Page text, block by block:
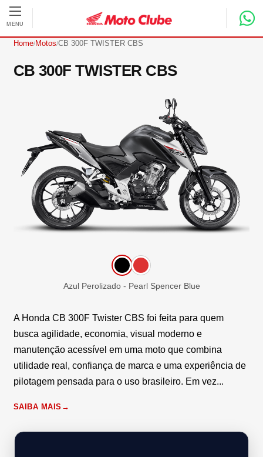
Pular para o conteúdo principal
MENU
Home/Motos/CB 300F TWISTER CBS
CB 300F TWISTER CBS
Azul Perolizado - Pearl Spencer Blue
A Honda CB 300F Twister CBS foi feita para quem
busca agilidade, economia, visual moderno e
manutenção acessível em uma moto que combina
utilidade real, confiança de marca e uma experiência de
pilotagem pensada para o uso brasileiro. Em vez...
SAIBA MAIS